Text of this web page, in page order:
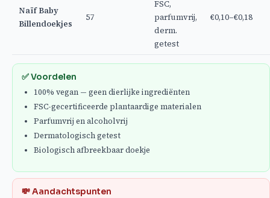
Naïf Baby
Billendoekjes
57
FSC,
parfumvrij,
derm.
getest
€0,10–€0,18
✅ Voordelen
100% vegan — geen dierlijke ingrediënten
FSC-gecertificeerde plantaardige materialen
Parfumvrij en alcoholvrij
Dermatologisch getest
Biologisch afbreekbaar doekje
💸 Aandachtspunten